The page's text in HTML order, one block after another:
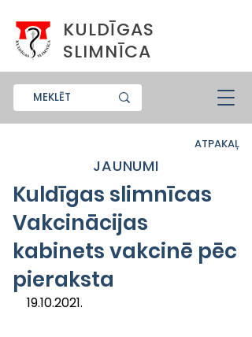
KULDĪGAS
SLIMNĪCA
ATPAKAĻ
JAUNUMI
Kuldīgas slimnīcas
Vakcinācijas
kabinets vakcinē pēc
pieraksta
19.10.2021.